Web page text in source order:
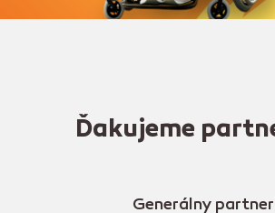
Ďakujeme
Generálny partner